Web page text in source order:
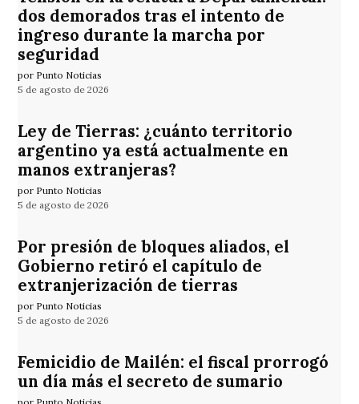
dos demorados tras el intento de
ingreso durante la marcha por
seguridad
por Punto Noticias
5 de agosto de 2026
Ley de Tierras: ¿cuánto territorio
argentino ya está actualmente en
manos extranjeras?
por Punto Noticias
5 de agosto de 2026
Por presión de bloques aliados, el
Gobierno retiró el capítulo de
extranjerización de tierras
por Punto Noticias
5 de agosto de 2026
Femicidio de Mailén: el fiscal prorrogó
un día más el secreto de sumario